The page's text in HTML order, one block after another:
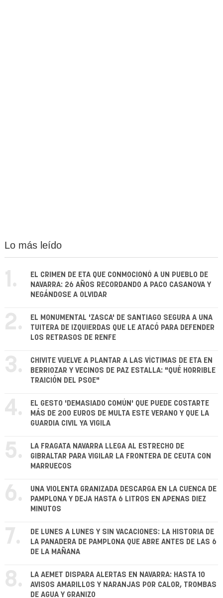
Lo más leído
1.
EL CRIMEN DE ETA QUE CONMOCIONÓ A UN PUEBLO DE
NAVARRA: 26 AÑOS RECORDANDO A PACO CASANOVA Y
NEGÁNDOSE A OLVIDAR
2.
EL MONUMENTAL 'ZASCA' DE SANTIAGO SEGURA A UNA
TUITERA DE IZQUIERDAS QUE LE ATACÓ PARA DEFENDER
LOS RETRASOS DE RENFE
3.
CHIVITE VUELVE A PLANTAR A LAS VÍCTIMAS DE ETA EN
BERRIOZAR Y VECINOS DE PAZ ESTALLA: "QUÉ HORRIBLE
TRAICIÓN DEL PSOE"
4.
EL GESTO 'DEMASIADO COMÚN' QUE PUEDE COSTARTE
MÁS DE 200 EUROS DE MULTA ESTE VERANO Y QUE LA
GUARDIA CIVIL YA VIGILA
5.
LA FRAGATA NAVARRA LLEGA AL ESTRECHO DE
GIBRALTAR PARA VIGILAR LA FRONTERA DE CEUTA CON
MARRUECOS
6.
UNA VIOLENTA GRANIZADA DESCARGA EN LA CUENCA DE
PAMPLONA Y DEJA HASTA 6 LITROS EN APENAS DIEZ
MINUTOS
7.
DE LUNES A LUNES Y SIN VACACIONES: LA HISTORIA DE
LA PANADERA DE PAMPLONA QUE ABRE ANTES DE LAS 6
DE LA MAÑANA
8.
LA AEMET DISPARA ALERTAS EN NAVARRA: HASTA 10
AVISOS AMARILLOS Y NARANJAS POR CALOR, TROMBAS
DE AGUA Y GRANIZO